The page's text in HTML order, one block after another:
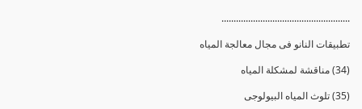
.....................................................
تطبيقات النانو فى مجال معالجة المياه
(34) مناقشة لمشكلة المياه
(35) تلوث المياه البيولوجى